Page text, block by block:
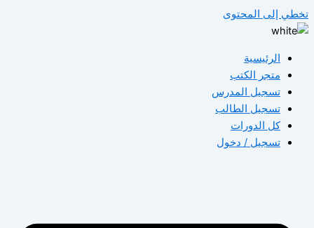
تخطي إلى المحتوى
الرئيسية
متجر الكتب
تسجيل المدرس
تسجيل الطالب
كل الدورات
تسجيل / دخول